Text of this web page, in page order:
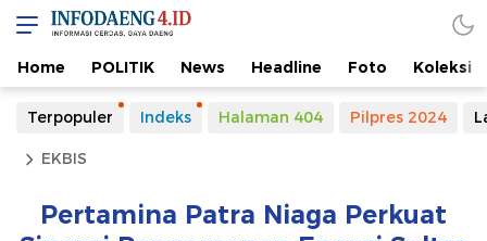
Home POLITIK News Headline Foto Koleksi
Terpopuler Indeks Halaman 404 Pilpres 2024
EKBIS
Pertamina Patra Niaga Perkuat